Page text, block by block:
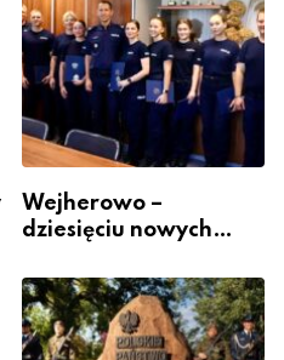
Wejherowo –
dziesięciu nowych
szeregach Komendy
Powiatowej